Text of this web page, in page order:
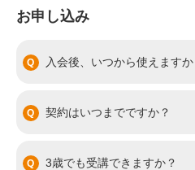
お申し込み
入会後、いつから使えますか
契約はいつまでですか？
3歳でも受講できますか？